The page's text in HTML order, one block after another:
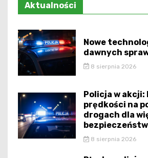
Aktualności
Nowe
dawnych
8 sierpnia 2026
Policja w
prędkości na
drogach dla
8 sierpnia 2026